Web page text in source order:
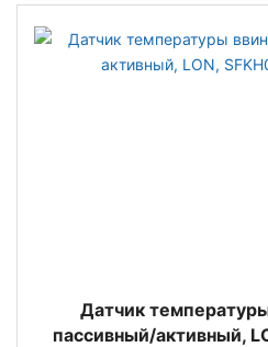
Датчик
пассивный/активный,